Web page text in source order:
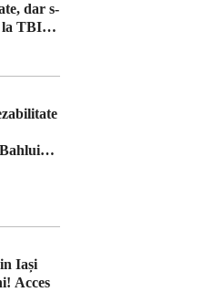
dar s-
la TBI
Iași
Acces